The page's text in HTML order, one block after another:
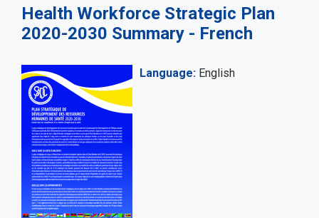
Health Workforce Strategic Plan
2020-2030 Summary - French
Language English